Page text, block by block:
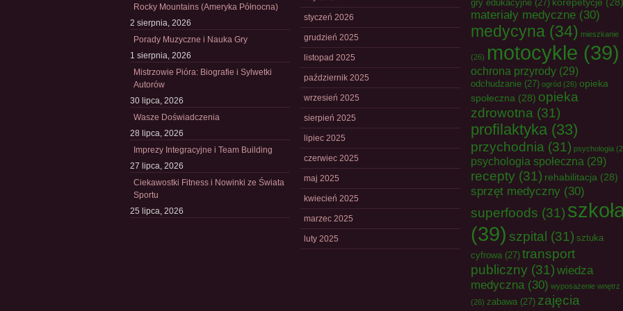
Rocky Mountains (Ameryka Północna)
2 sierpnia, 2026
Porady Muzyczne i Nauka Gry
1 sierpnia, 2026
Mistrzowie Pióra: Biografie i Sylwetki
Autorów
30 lipca, 2026
Wasze Doświadczenia
28 lipca, 2026
Imprezy Integracyjne i Team Building
27 lipca, 2026
Ciekawostki Fitness i Nowinki ze Świata
Sportu
25 lipca, 2026
styczeń 2026
grudzień 2025
listopad 2025
październik 2025
wrzesień 2025
sierpień 2025
lipiec 2025
czerwiec 2025
maj 2025
kwiecień 2025
marzec 2025
luty 2025
gry edukacyjne (27)
materiały medyczne (30)
medycyna (34) mieszkanie
(26) motocykle (39)
ochrona przyrody (29)
odchudzanie (27) ogród (26) opieka
społeczna (28) opieka
zdrowotna (31)
profilaktyka (33)
przychodnia (31) psychologia
psychologia społeczna (29)
recepty (31) rehabilitacja (28)
sprzęt medyczny (30)
superfoods (31)
(39) szpital (31) sztuka
cyfrowa (27) transport
publiczny (31) wiedza
medyczna(30) wyposażenie wnętrz
(26) zabawa (27) zajęcia